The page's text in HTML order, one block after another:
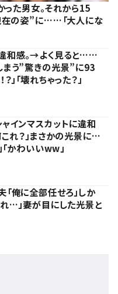
った男女。それから15
の姿”に……「大人にな
和感。→よく見ると……
まう”驚きの光景”に93
」「壊れちゃった？」
インマスカットに違和
れ？」まさかの光景に…
「かわいいww」
俺に全部任せろ」しか
…」妻が目にした光景と